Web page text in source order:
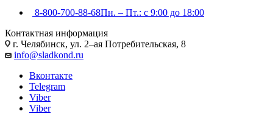
8-800-700-88-68Пн. – Пт.: с 9:00 до 18:00
Контактная информация
г. Челябинск, ул. 2–ая Потребительская, 8
info@sladkond.ru
Вконтакте
Telegram
Viber
Viber